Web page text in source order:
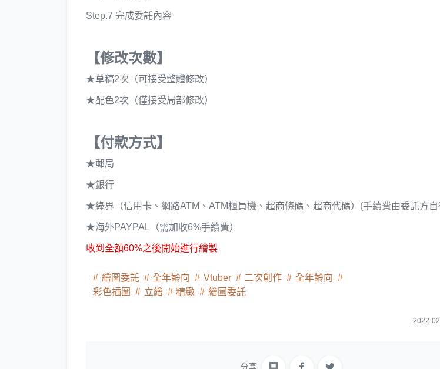
Step.7 完成委託內容
【修改次數】
★草稿2次（可接受整體修改）
★配色2次（僅接受局部修改）
【付款方式】
★郵局
★銀行
★綠界（信用卡、網路ATM、ATM櫃員機、超商條碼、超商代碼）(手續費由委託方
★海外PAYPAL（需加收6%手續費）
收到全額60%之後開始進行繪製
繪圖委託 全年齡向 Vtuber 二次創作
全年齡向
彩色插圖
立繪 精緻 繪圖委託
2022-
分享